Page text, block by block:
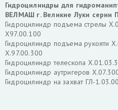
Гидроцилиндры для
ВЕЛМАШ г. Великие Луки
Гидроцилиндр подъема стрелы
Х97.00.100
Гидроцилиндр подъема рукояти
Х.97.00.300
Гидроцилиндр телескопа
Гидроцилиндр аутригеров
Гидроцилиндр на захват ГЛ-